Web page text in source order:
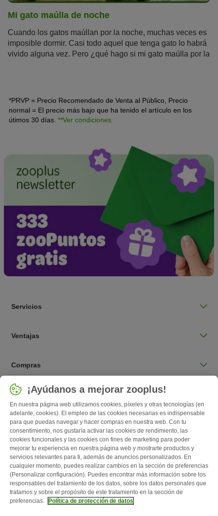
Mi gato maúlla de noche
Cuando los gatos maúllan por la noche, muchas veces es
imposible dormir. Casi todo aquel que tenga gato lo habrá
vivido alguna vez. Pero ¿qué hago si mi gato maúlla por la
*PRVP = Precio Recomendado de Venta al Público, Precio
normal = El precio más bajo que ha tenido el artículo en los
útimos 30 días. **Ver condiciones
Servicios
Ventajas
Compras
Seleccionar país
España / ES
Follow zooplus
¡Ayúdanos a mejorar zooplus!
En nuestra página web utilizamos cookies, píxeles y otras tecnologías (en
adelante, cookies). El empleo de las cookies necesarias es indispensable
para que puedas navegar y hacer compras en nuestra web. Con tu
consentimiento, nos gustaría activar las cookies de rendimiento, las
cookies funcionales y las cookies con fines de marketing para poder
mejorar tu experiencia en nuestra página web y mostrarte productos y
servicios relevantes para ti, además de anuncios personalizados. En
cualquier momento, puedes realizar cambios en la sección de preferencias
(Personalizar configuración). Puedes encontrar más información sobre los
responsables del tratamiento de los datos, sobre los datos personales que
tratamos y sobre el propósito de este tratamiento en la sección de
preferencias.
Política de protección de datos